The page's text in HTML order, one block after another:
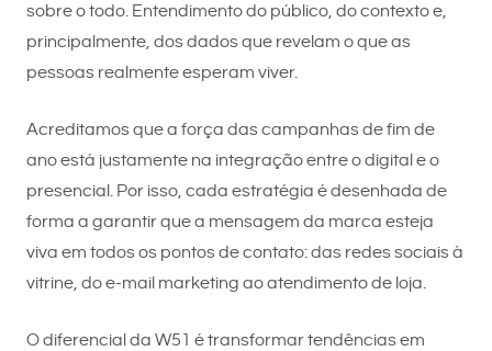
sobre o todo. Entendimento do público, do contexto e,
principalmente, dos dados que revelam o que as
pessoas realmente esperam viver.
Acreditamos que a força das campanhas de fim de
ano está justamente na integração entre o digital e o
presencial. Por isso, cada estratégia é desenhada de
forma a garantir que a mensagem da marca esteja
viva em todos os pontos de contato: das redes sociais à
vitrine, do e-mail marketing ao atendimento de loja.
O diferencial da W51 é transformar tendências em